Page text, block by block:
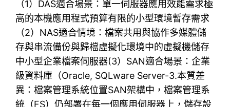
（1）DAS適合場景：單一伺服器應用效能需求極
高的本機應用程式預算有限的小型環境暫存需求
（2）NAS適合情境：檔案共用與協作多媒體儲
存與串流備份與歸檔虛擬化環境中的虛擬機儲存
中小型企業檔案伺服器(3）SAN適合場景：企業
級資料庫（Oracle, SQLware Server-3.本質差
異：檔案管理系統位置SA​​N架構中，檔案管理系
統（FS）仍部署在每一個應用伺服器上，儲存設